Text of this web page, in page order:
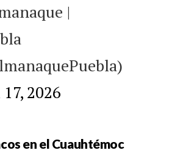
|
2026
en el Cuauhtémoc